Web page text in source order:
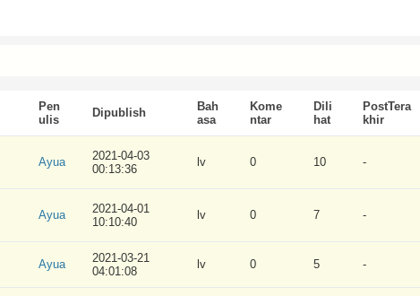
Pen
ulis
Dipublish
Bah
asa
Kome
ntar
Dili
hat
PostTera
khir
Ayua
2021-04-03
00:13:36
lv 0 10 -
Ayua
2021-04-01
10:10:40
lv 0 7 -
Ayua
2021-03-21
04:01:08
lv 0 5 -